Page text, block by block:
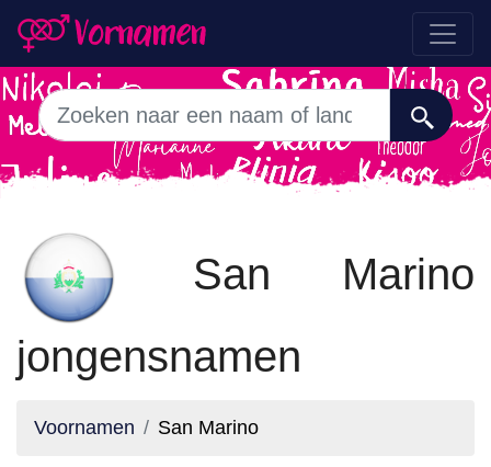
San Marino
jongensnamen
Voornamen San Marino